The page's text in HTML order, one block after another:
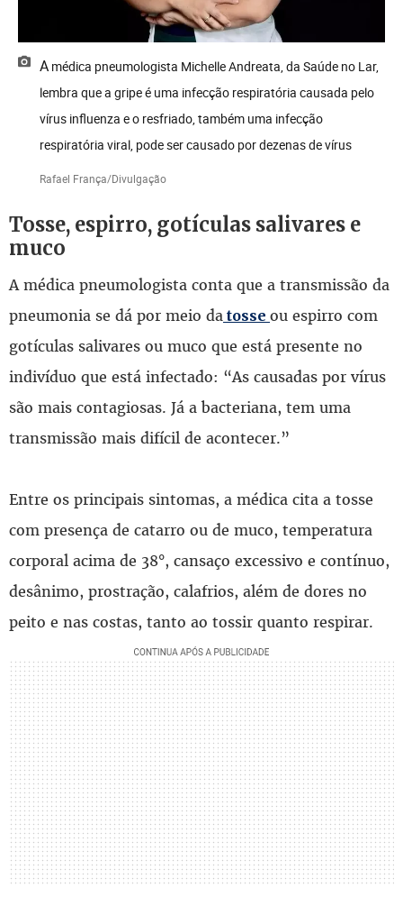
A médica pneumologista Michelle Andreata, da Saúde no Lar,
lembra que a gripe é uma infecção respiratória causada pelo
vírus influenza e o resfriado, também uma infecção
respiratória viral, pode ser causado por dezenas de vírus
Rafael França/Divulgação
Tosse, espirro, gotículas salivares e
muco
A médica pneumologista conta que a transmissão da
pneumonia se dá por meio da tosse ou espirro com
gotículas salivares ou muco que está presente no
indivíduo que está infectado: “As causadas por vírus
são mais contagiosas. Já a bacteriana, tem uma
transmissão mais difícil de acontecer.”
Entre os principais sintomas, a médica cita a tosse
com presença de catarro ou de muco, temperatura
corporal acima de 38°, cansaço excessivo e contínuo,
desânimo, prostração, calafrios, além de dores no
peito e nas costas, tanto ao tossir quanto respirar.